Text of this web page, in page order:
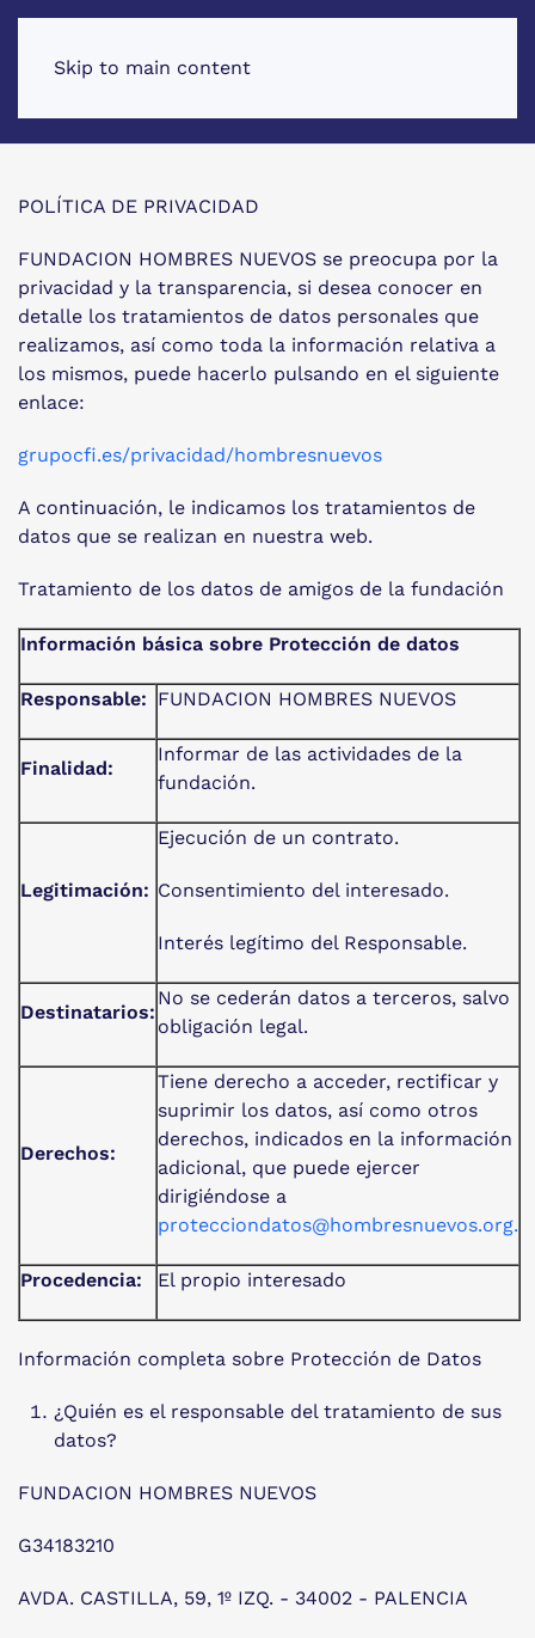
Skip to main content
POLÍTICA DE PRIVACIDAD
FUNDACION HOMBRES NUEVOS se preocupa por la
privacidad y la transparencia, si desea conocer en
detalle los tratamientos de datos personales que
realizamos, así como toda la información relativa a
los mismos, puede hacerlo pulsando en el siguiente
enlace:
grupocfi.es/privacidad/hombresnuevos
A continuación, le indicamos los tratamientos de
datos que se realizan en nuestra web.
Tratamiento de los datos de amigos de la fundación
Información básica sobre Protección de datos
Responsable: FUNDACION HOMBRES NUEVOS
Finalidad:
Informar de las actividades de la
fundación.
Legitimación:
Ejecución de un contrato.
Consentimiento del interesado.
Interés legítimo del Responsable.
Destinatarios:
No se cederán datos a terceros, salvo
obligación legal.
Derechos:
Tiene derecho a acceder, rectificar y
suprimir los datos, así como otros
derechos, indicados en la información
adicional, que puede ejercer
dirigiéndose a
protecciondatos@hombresnuevos.org.
Procedencia: El propio interesado
Información completa sobre Protección de Datos
¿Quién es el responsable del tratamiento de sus
datos?
FUNDACION HOMBRES NUEVOS
G34183210
AVDA. CASTILLA, 59, 1º IZQ. - 34002 - PALENCIA